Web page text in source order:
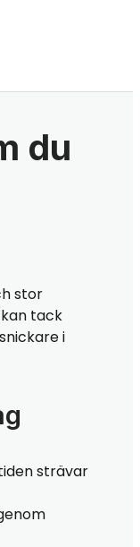
du
stor
tack
i
strävar